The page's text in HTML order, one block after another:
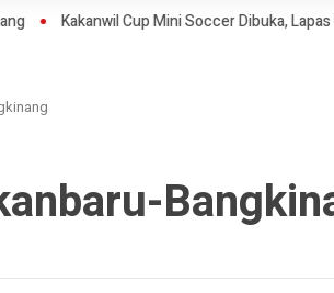
Kakanwil Cup Mini Soccer Dibuka, Lapas